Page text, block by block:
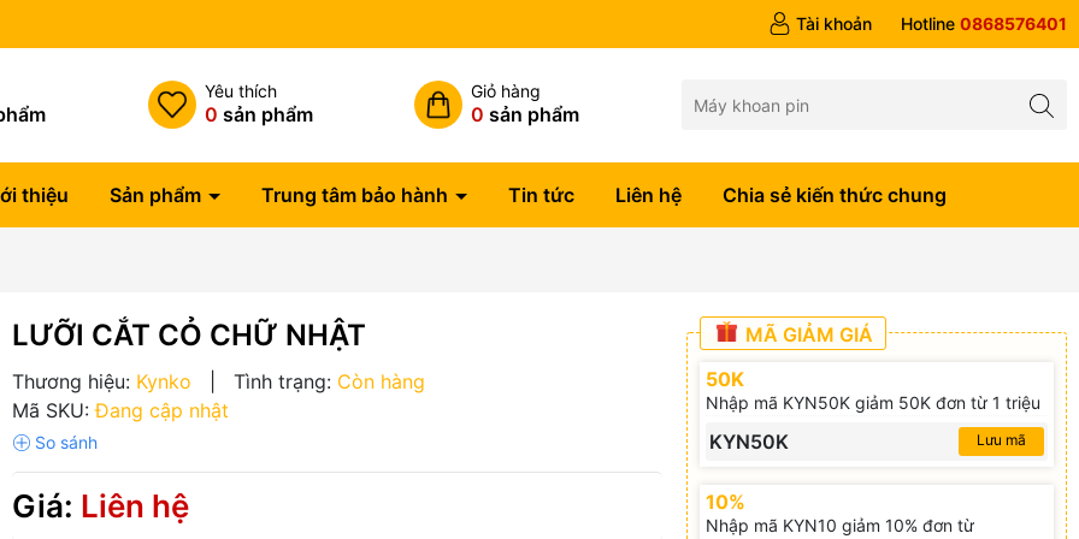
Tài khoản Hotline 0868576401
Yêu thích
0 sản phẩm
Giỏ hàng
0 sản phẩm
thiệu Sản phẩm Trung tâm bảo hành Tin tức Liên hệ Chia sẻ kiến thức chung
LƯỠI CẮT CỎ CHỮ NHẬT
Thương hiệu: Kynko Tình trạng: Còn hàng
Mã SKU: Đang cập nhật
Giá: Liên hệ
MÃ GIẢM GIÁ
50K
Nhập mã KYN50K giảm 50K đơn từ 1 triệu
KYN50K Lưu mã
10%
Nhập mã KYN10 giảm 10% đơn từ